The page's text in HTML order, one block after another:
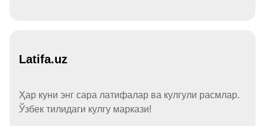
Latifa.uz
Ҳар куни энг сара латифалар ва кулгули расмлар.
Ўзбек тилидаги кулгу маркази!